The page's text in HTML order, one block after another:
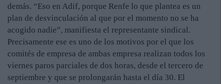
demás. “Eso en Adif, porque Renfe lo que plantea es un
plan de desvinculación al que por el momento no se ha
acogido nadie”, manifiesta el representante sindical.
Precisamente ese es uno de los motivos por el que los
comités de empresa de ambas empresa realizan todos los
viernes paros parciales de dos horas, desde el tercero de
septiembre y que se prolongarán hasta el día 30. El